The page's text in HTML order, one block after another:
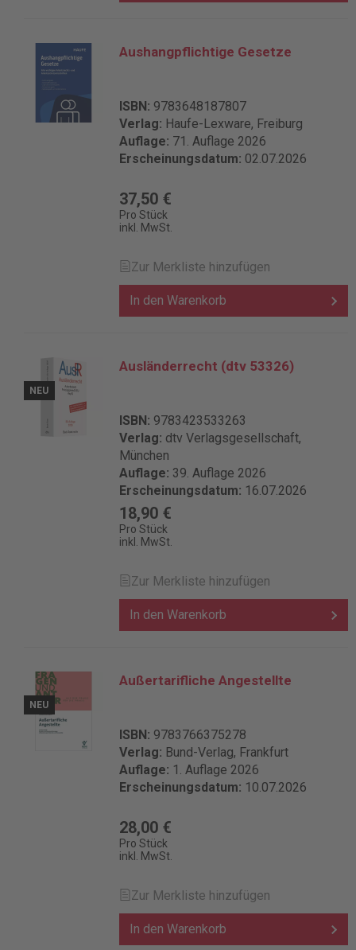
Aushangpflichtige Gesetze
ISBN: 9783648187807
Verlag: Haufe-Lexware, Freiburg
Auflage: 71. Auflage 2026
Erscheinungsdatum: 02.07.2026
37,50 €
Pro Stück
inkl. MwSt.
Zur Merkliste hinzufügen
In den Warenkorb
NEU
Ausländerrecht (dtv 53326)
ISBN: 9783423533263
Verlag: dtv Verlagsgesellschaft,
München
Auflage: 39. Auflage 2026
Erscheinungsdatum: 16.07.2026
18,90 €
Pro Stück
inkl. MwSt.
Zur Merkliste hinzufügen
In den Warenkorb
NEU
Außertarifliche Angestellte
ISBN: 9783766375278
Verlag: Bund-Verlag, Frankfurt
Auflage: 1. Auflage 2026
Erscheinungsdatum: 10.07.2026
28,00 €
Pro Stück
inkl. MwSt.
Zur Merkliste hinzufügen
In den Warenkorb